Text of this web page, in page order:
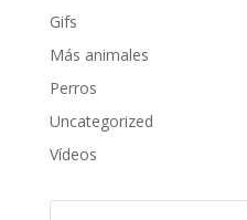
Gifs
Más animales
Perros
Uncategorized
Vídeos